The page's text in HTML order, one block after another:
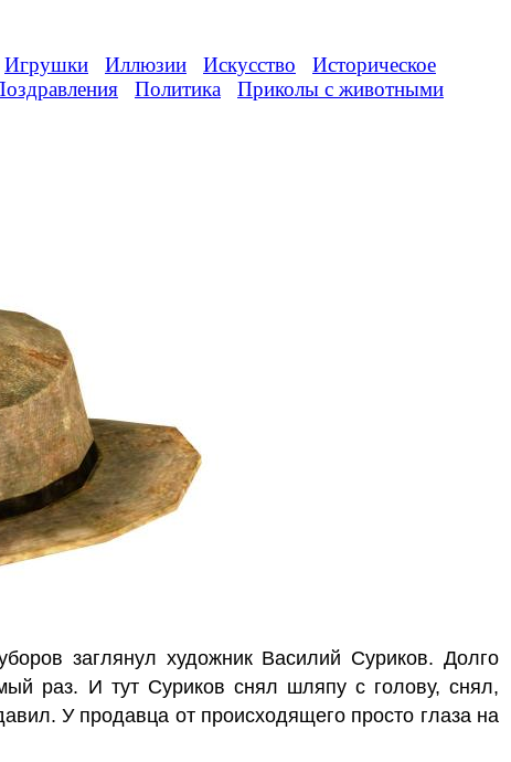
Игрушки Иллюзии Искусство
Историческое
Политика
Приколы с животными
заглянул художник Василий Суриков. Долго
раз. И тут Суриков снял шляпу с голову, снял,
У продавца от происходящего просто глаза на